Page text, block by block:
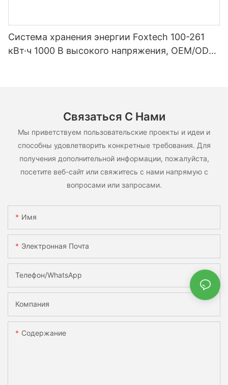
Система хранения энергии Foxtech 100-261
кВт·ч 1000 В высокого напряжения, OEM/ODM,
Связаться С Нами
Мы приветствуем пользовательские проекты и идеи и
способны удовлетворить конкретные требования. Для
получения дополнительной информации, пожалуйста,
посетите веб-сайт или свяжитесь с нами напрямую с
вопросами или запросами.
Имя
Электронная Почта
Телефон/WhatsApp
Компания
Содержание